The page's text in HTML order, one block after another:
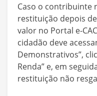
Caso o contribuinte
restituição depois
valor no Portal e-
cidadão deve
Demonstrativos”,
Renda” e, em
restituição não